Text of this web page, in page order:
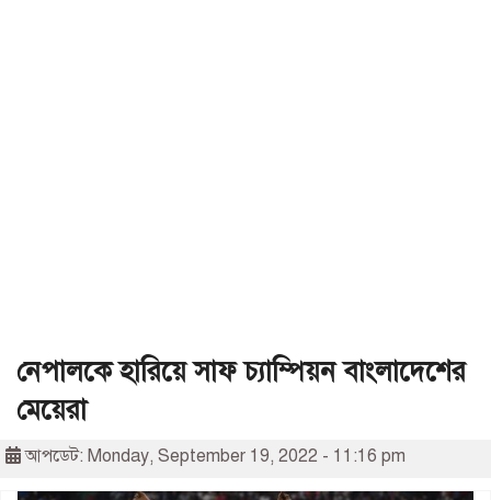
নেপালকে হারিয়ে সাফ চ্যাম্পিয়ন বাংলাদেশের
মেয়েরা
আপডেট: Monday, September 19, 2022 - 11:16 pm